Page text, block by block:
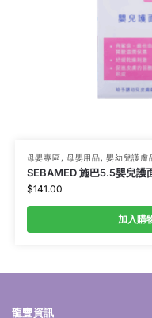
母嬰專區, 母嬰用品,嬰幼兒護膚
SEBAMED 施巴5.5嬰兒護
$141.00
加入購
龍豐資訊